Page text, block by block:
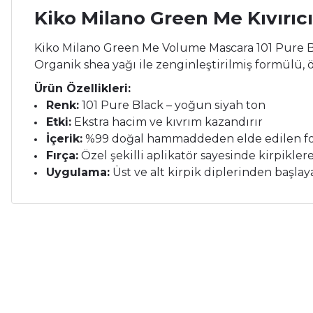
Kiko Milano Green Me
Kiko Milano Green Me Volume Mascara 101
Organik shea yağı ile zenginleştirilmiş formülü,
Ürün Özellikleri:
Renk: 101 Pure Black – yoğun siyah ton
Etki: Ekstra hacim ve kıvrım kazandırır
İçerik: %99 doğal hammaddeden elde edilen
Fırça: Özel şekilli aplikatör sayesinde kirpiklere
Uygulama: Üst ve alt kirpik diplerinden
Bu ürünün fiyat bilgisi, resim, ürün açıklamalarında ve diğer